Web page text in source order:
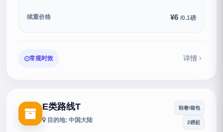
续重价格 ¥6 /0.1磅
常规时效 详情
E类路线T
目的地: 中国大陆
轻奢/箱包
2磅起